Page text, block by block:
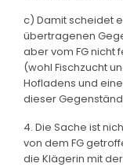
c) Damit scheidet
übertragenen
aber vom FG nicht
(wohl Fischzucht
Hofladens und
dieser
4. Die Sache ist
von dem FG
die Klägerin mit